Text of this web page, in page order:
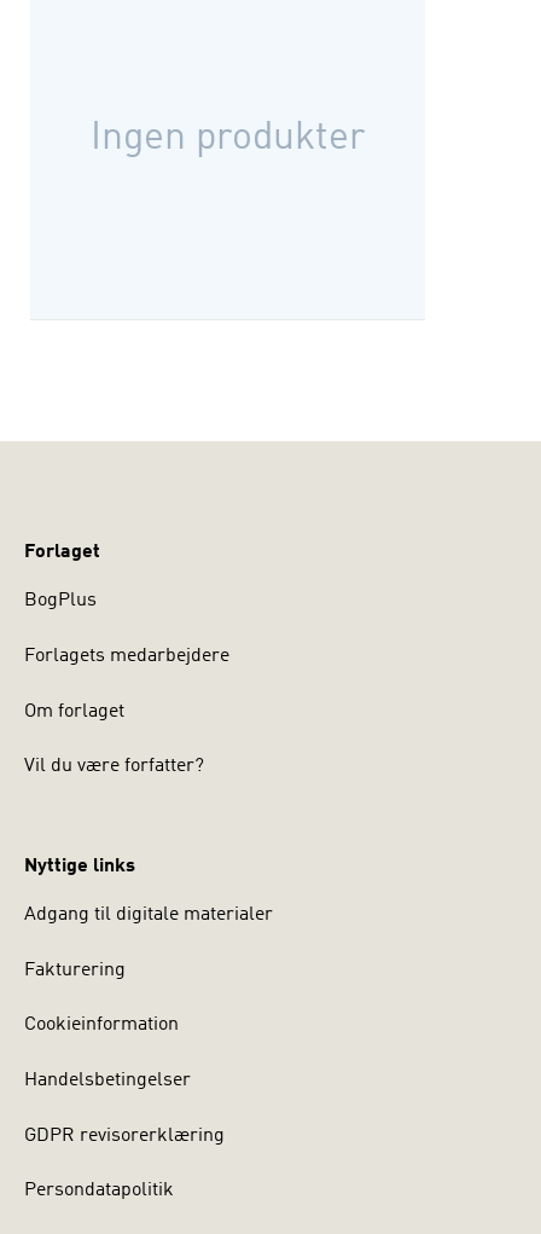
Ingen produkter
Forlaget
BogPlus
Forlagets medarbejdere
Om forlaget
Vil du være forfatter?
Nyttige links
Adgang til digitale materialer
Fakturering
Cookieinformation
Handelsbetingelser
GDPR revisorerklæring
Persondatapolitik